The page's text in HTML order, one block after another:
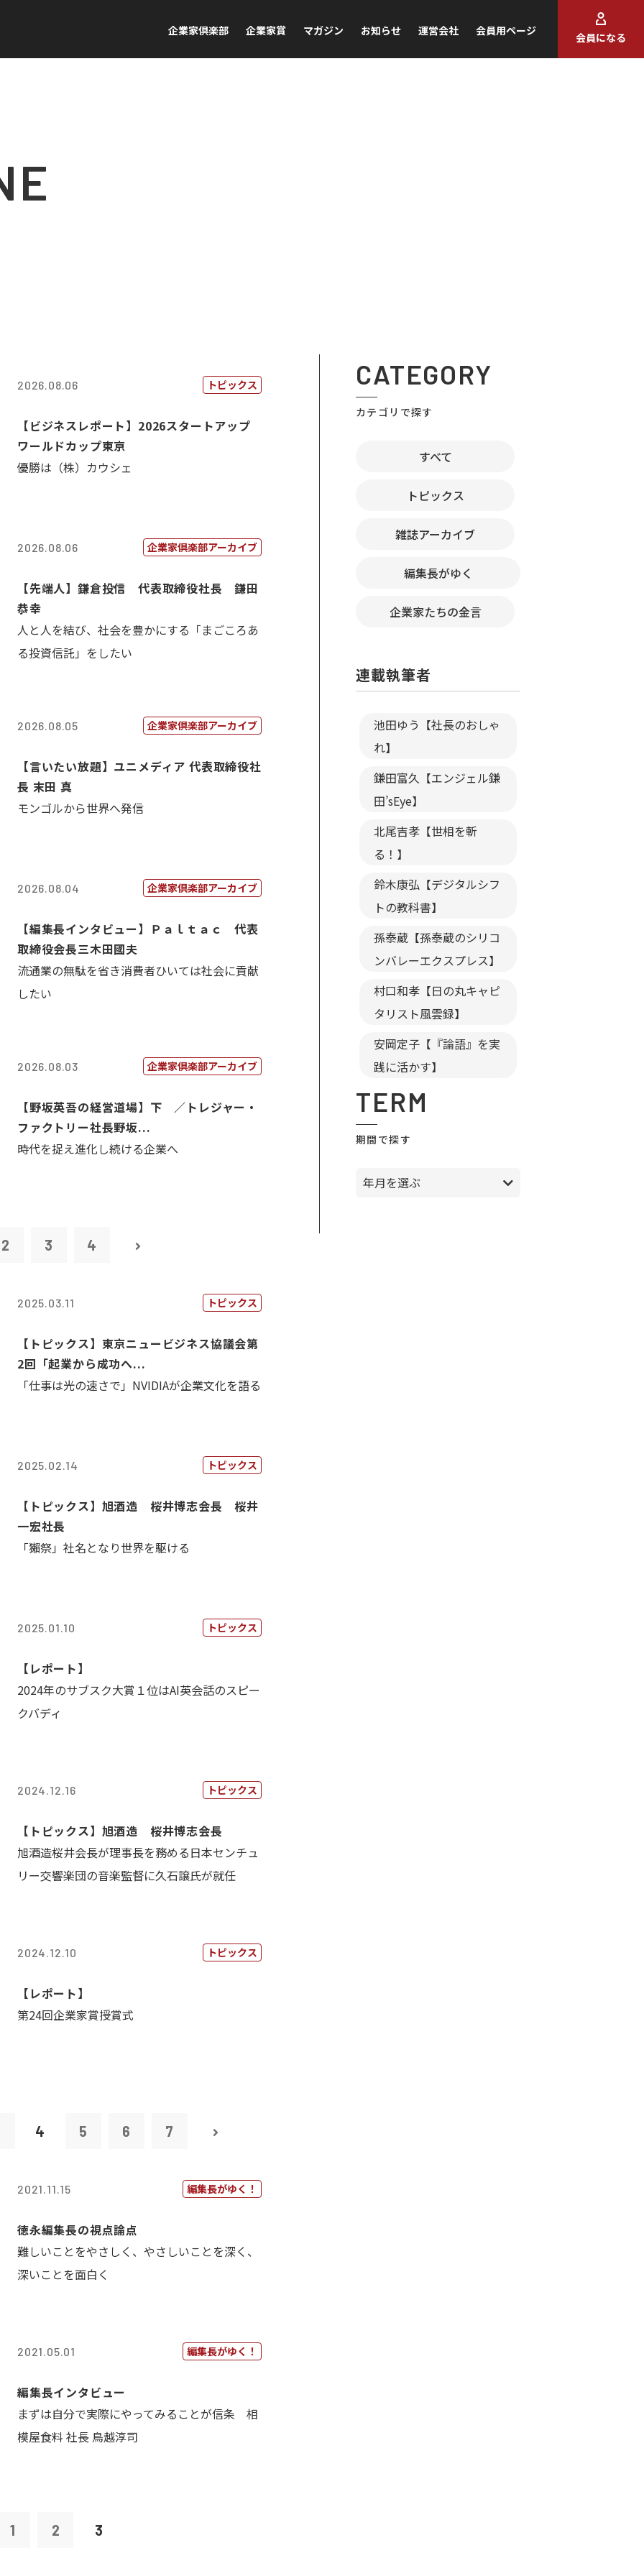
企業家倶楽部 企業家賞 マガジン お知らせ 運営会社 会員用ページ
会員になる
2026.08.06 トピックス
【ビジネスレポート】2026スタートアップ
ワールドカップ東京
優勝は（株）カウシェ
2026.08.06 企業家倶楽部アーカイブ
【先端人】鎌倉投信 代表取締役社長 鎌田
恭幸
人と人を結び、社会を豊かにする「まごころあ
る投資信託」をしたい
2026.08.05 企業家倶楽部アーカイブ
【言いたい放題】ユニメディア 代表取締役社
長 末田 真
モンゴルから世界へ発信
2026.08.04 企業家倶楽部アーカイブ
【編集長インタビュー】Ｐａｌｔａｃ 代表
取締役会長三木田國夫
流通業の無駄を省き消費者ひいては社会に貢献
したい
2026.08.03 企業家倶楽部アーカイブ
【野坂英吾の経営道場】下 ／トレジャー・
ファクトリー社長野坂...
時代を捉え進化し続ける企業へ
2 3 4
2025.03.11 トピックス
【トピックス】東京ニュービジネス協議会第
2回「起業から成功へ...
「仕事は光の速さで」NVIDIAが企業文化を語る
2025.02.14 トピックス
【トピックス】旭酒造 桜井博志会長 桜井
一宏社長
「獺祭」社名となり世界を駆ける
2025.01.10 トピックス
【レポート】
2024年のサブスク大賞１位はAI英会話のスピー
クバディ
2024.12.16 トピックス
【トピックス】旭酒造 桜井博志会長
旭酒造桜井会長が理事長を務める日本センチュ
リー交響楽団の音楽監督に久石譲氏が就任
2024.12.10 トピックス
【レポート】
第24回企業家賞授賞式
4 5 6 7
2021.11.15 編集長がゆく！
徳永編集長の視点論点
難しいことをやさしく、やさしいことを深く、
深いことを面白く
2021.05.01 編集長がゆく！
編集長インタビュー
まずは自分で実際にやってみることが信条 相
模屋食料 社長 鳥越淳司
1 2 3
CATEGORY
カテゴリで探す
すべて
トピックス
雑誌アーカイブ
編集長がゆく
企業家たちの金言
連載執筆者
池田ゆう【社長のおしゃ
れ】
鎌田富久【エンジェル鎌
田’sEye】
北尾吉孝【世相を斬
る！】
鈴木康弘【デジタルシフ
トの教科書】
孫泰蔵【孫泰蔵のシリコ
ンバレーエクスプレス】
村口和孝【日の丸キャピ
タリスト風雲録】
安岡定子【『論語』を実
践に活かす】
TERM
期間で探す
年月を選ぶ